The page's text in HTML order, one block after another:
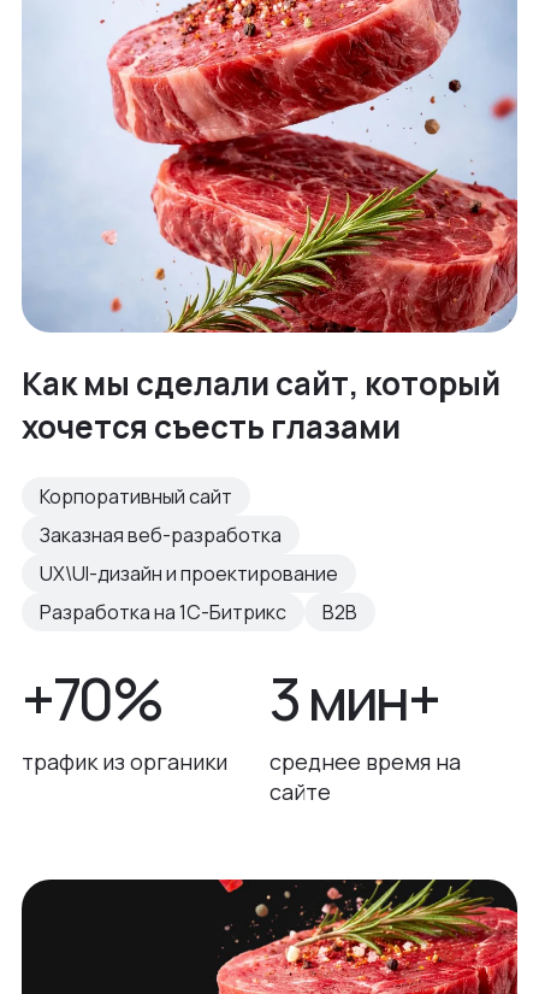
Как мы сделали сайт, который
хочется съесть глазами
Корпоративный сайт
Заказная веб-разработка
UX\UI-дизайн и проектирование
Разработка на 1С-Битрикс
B2B
+70%
трафик из органики
3 мин+
среднее время на
сайте